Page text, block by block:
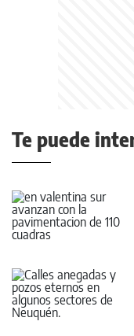
Te puede